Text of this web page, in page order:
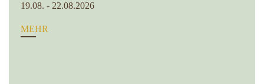
19.08. - 22.08.2026
MEHR